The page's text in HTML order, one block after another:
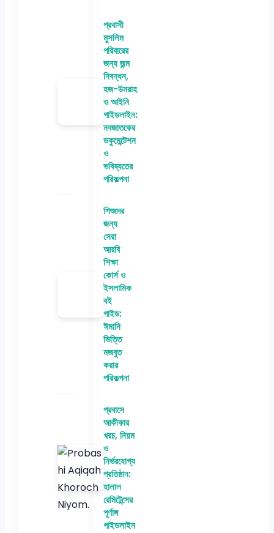
প্রবাসী
মুসলিম
পরিবারের
জন্য জন্ম
নিবন্ধন,
হজ-উমরাহ
ও আইনি
গাইডলাইন:
নবজাতকের
ডকুমেন্টেশন
ও
ভবিষ্যতের
পরিকল্পনা
শিশুদের
জন্য
সেরা
আরবি
শিক্ষা
কোর্স ও
ইসলামিক
বই
গাইড:
ঈমানি
ভিত্তি
মজবুত
করার
পরিকল্পনা
প্রবাসে
আকীকার
খরচ, নিয়ম
ও
নির্ভরযোগ্য
প্রতিষ্ঠান:
হালাল
রেমিটেন্সের
পূর্ণাঙ্গ
গাইডলাইন